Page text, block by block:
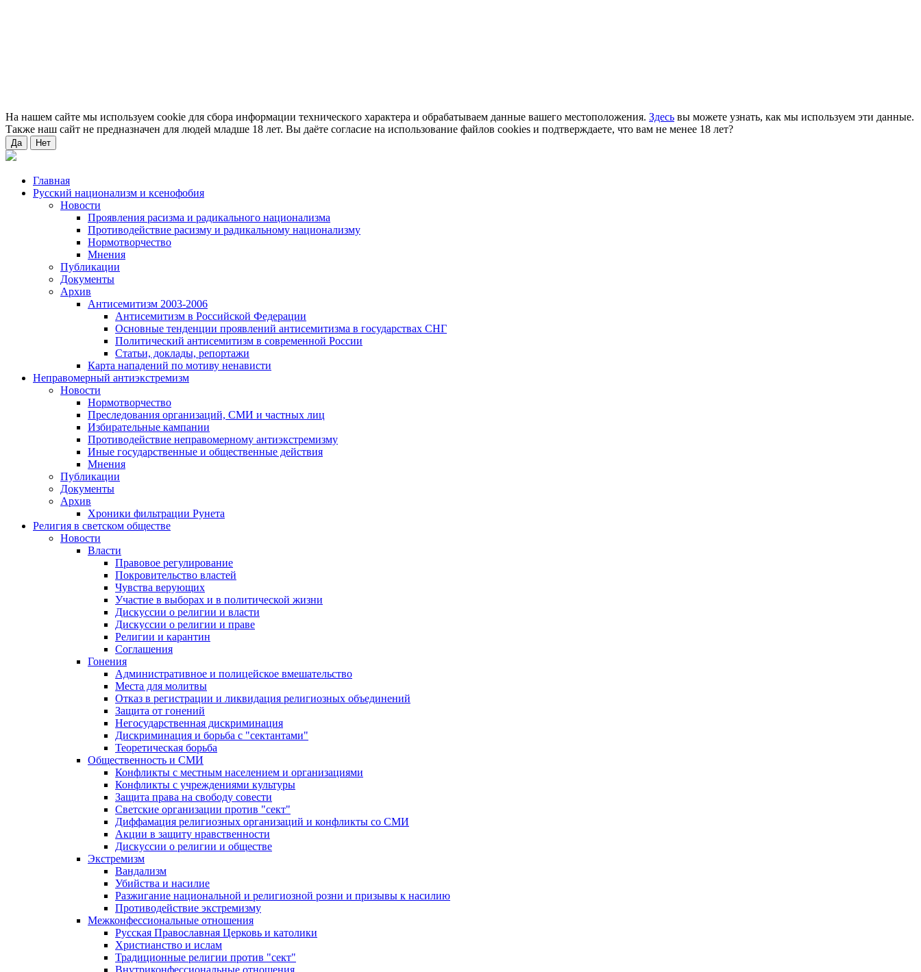
На нашем сайте мы используем cookie для сбора информации технического характера и обрабатываем данные вашего местоположения. Здесь вы можете узнать, как мы используем эти данные.
Также наш сайт не предназначен для людей младше 18 лет. Вы даёте согласие на использование файлов cookies и подтверждаете, что вам не менее 18 лет?
Да Нет
Главная
Русский национализм и ксенофобия
Новости
Проявления расизма и радикального национализма
Противодействие расизму и радикальному национализму
Нормотворчество
Мнения
Публикации
Документы
Архив
Антисемитизм 2003-2006
Антисемитизм в Российской Федерации
Основные тенденции проявлений антисемитизма в государствах СНГ
Политический антисемитизм в современной России
Статьи, доклады, репортажи
Карта нападений по мотиву ненависти
Неправомерный антиэкстремизм
Новости
Нормотворчество
Преследования организаций, СМИ и частных лиц
Избирательные кампании
Противодействие неправомерному антиэкстремизму
Иные государственные и общественные действия
Мнения
Публикации
Документы
Архив
Хроники фильтрации Рунета
Религия в светском обществе
Новости
Власти
Правовое регулирование
Покровительство властей
Чувства верующих
Участие в выборах и в политической жизни
Дискуссии о религии и власти
Дискуссии о религии и праве
Религии и карантин
Соглашения
Гонения
Административное и полицейское вмешательство
Места для молитвы
Отказ в регистрации и ликвидация религиозных объединений
Защита от гонений
Негосударственная дискриминация
Дискриминация и борьба с "сектантами"
Теоретическая борьба
Общественность и СМИ
Конфликты с местным населением и организациями
Конфликты с учреждениями культуры
Защита права на свободу совести
Светские организации против "сект"
Диффамация религиозных организаций и конфликты со СМИ
Акции в защиту нравственности
Дискуссии о религии и обществе
Экстремизм
Вандализм
Убийства и насилие
Разжигание национальной и религиозной розни и призывы к насилию
Противодействие экстремизму
Межконфессиональные отношения
Русская Православная Церковь и католики
Христианство и ислам
Традиционные религии против "сект"
Внутриконфессиональные отношения